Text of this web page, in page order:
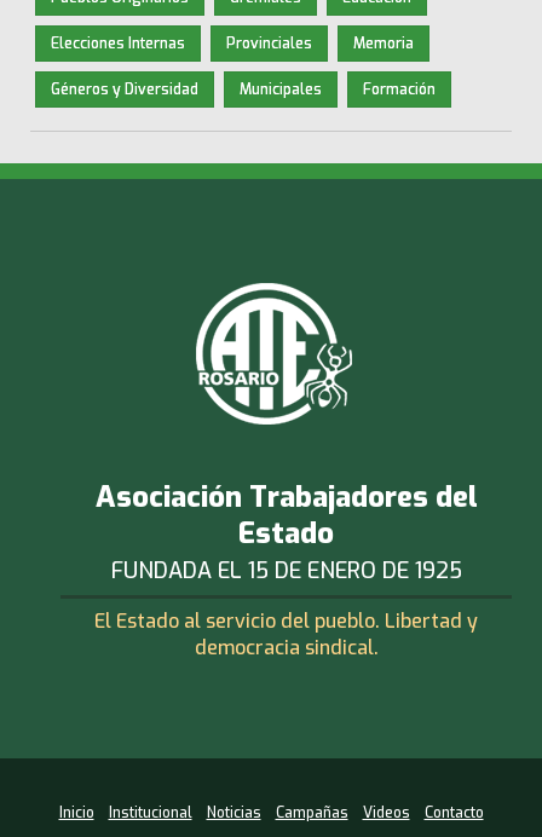
Elecciones Internas Provinciales Memoria
Géneros y Diversidad Municipales Formación
Asociación Trabajadores del
Estado
FUNDADA EL 15 DE ENERO DE 1925
El Estado al servicio del pueblo. Libertad y
democracia sindical.
Inicio Institucional Noticias Campañas Videos Contacto